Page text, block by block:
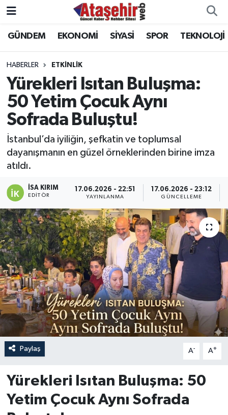
GÜNDEM EKONOMİ SİYASİ SPOR TEKNOLOJİ
HABERLER ETKİNLİK
Yürekleri Isıtan Buluşma:
50 Yetim Çocuk Aynı
Sofrada Buluştu!
İstanbul’da iyiliğin, şefkatin ve toplumsal
dayanışmanın en güzel örneklerinden birine imza
atıldı.
İSA KIRIM
EDITÖR
17.06.2026 - 22:51
YAYINLANMA
17.06.2026 - 23:12
GÜNCELLEME
Paylaş A- A+
Yürekleri Isıtan Buluşma: 50
Yetim Çocuk Aynı Sofrada
Hava Durumu
Trafik Durumu
Süper Lig Puan Durumu ve Fikstür
Tüm Manşetler
Son Dakika Haberleri
Haber Arşivi